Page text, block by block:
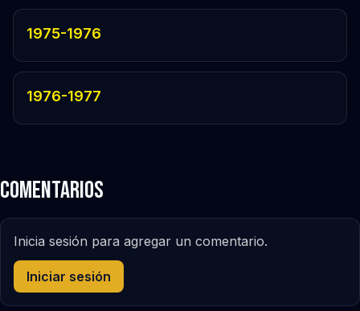
1975-1976
1976-1977
Comentarios
Inicia sesión para agregar un comentario.
Iniciar sesión